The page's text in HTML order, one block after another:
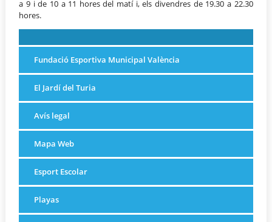
a 9 i de 10 a 11 hores del matí i, els divendres de 19.30 a 22.30
hores.
Fundació Esportiva Municipal València
El Jardí del Turia
Avís legal
Mapa Web
Esport Escolar
Playas